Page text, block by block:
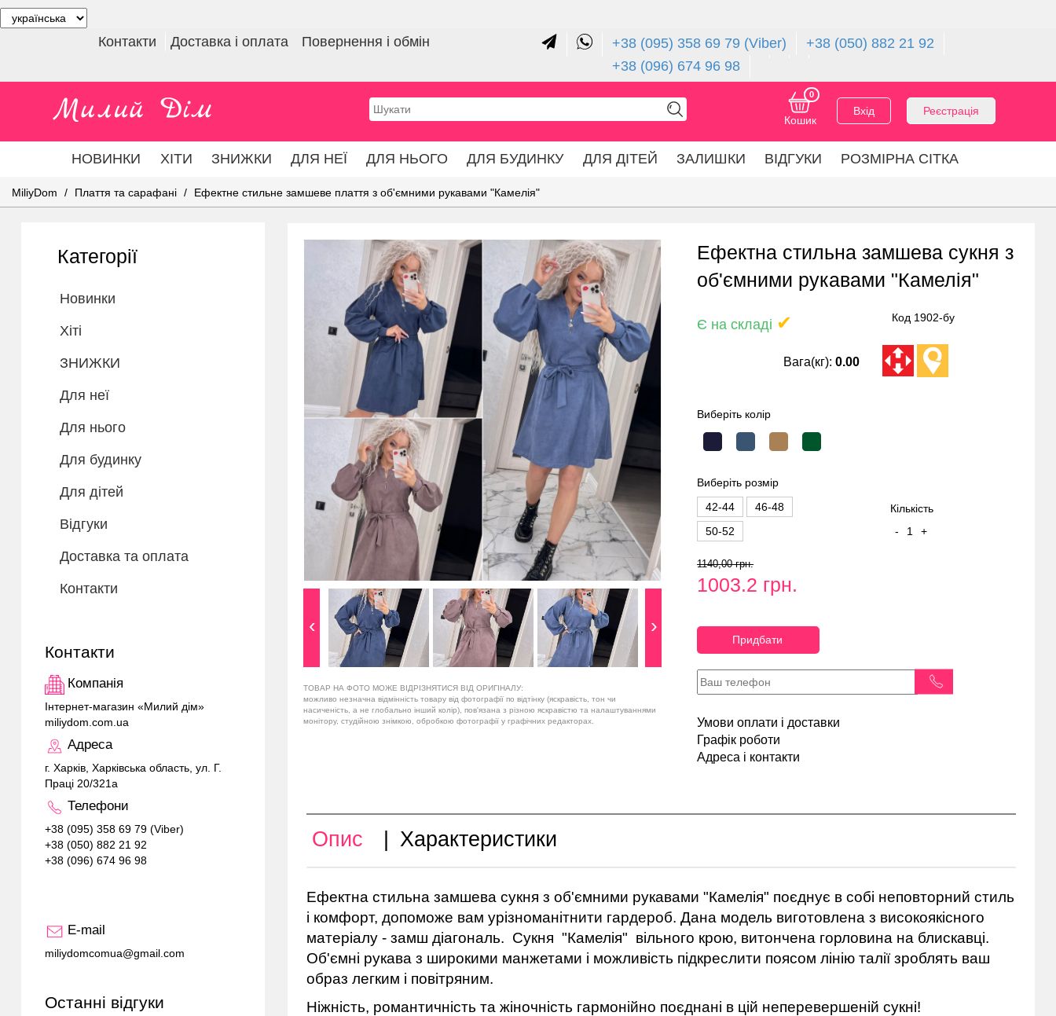
Контакти Доставка і оплата Повернення і обмін +38 (095) 358 69 79 (Viber)
+38 (050) 882 21 92
+38 (096) 674 96 98
Реєстрація
Вхід
Кошик
0
НОВИНКИ ХІТИ ЗНИЖКИ ДЛЯ НЕЇ ДЛЯ НЬОГО ДЛЯ БУДИНКУ ДЛЯ ДІТЕЙ ЗАЛИШКИ ВІДГУКИ РОЗМІРНА СІТКА
MiliyDom Плаття та сарафані Ефектне стильне замшеве плаття з об'ємними рукавами "Камелія"
Категорії
Новинки
Хіті
ЗНИЖКИ
Для неї
Для нього
Для будинку
Для дітей
Відгуки
Доставка та оплата
Контакти
Контакти
Компанія
Інтернет-магазин «Милий дім»
miliydom.com.ua
Адреса
г. Харків, Харківська область, ул. Г.
Праці 20/321а
Телефони
+38 (095) 358 69 79 (Viber)
+38 (050) 882 21 92
+38 (096) 674 96 98
E-mail
miliydomcomua@gmail.com
Останні відгуки
ТОВАР НА ФОТО МОЖЕ ВІДРІЗНЯТИСЯ ВІД ОРИГІНАЛУ:
можливо незначна відмінність товару від фотографії по відтінку (яскравість, тон чи
насиченість, а не глобально інший колір), пов'язана з різною яскравістю та налаштуваннями
монітору, студійною знімкою, обробкою фотографії у графічних редакторах.
Ефектна стильна замшева сукня з
об'ємними рукавами "Камелія"
Є на складі ✔ Код 1902-бу
Вага(кг):0.00
Виберіть колір
Виберіть розмір
42-44
46-48
50-52
Кількість
-
1 +
1140,00 грн.
1003.2 грн.
Придбати
Умови оплати і доставки
Графік роботи
Адреса і контакти
Опис Характеристики
Ефектна стильна замшева сукня з об'ємними рукавами "Камелія" поєднує в собі неповторний стиль
і комфорт, допоможе вам урізноманітнити гардероб. Дана модель виготовлена з високоякісного
матеріалу - замш діагональ. Сукня "Камелія" вільного крою, витончена горловина на блискавці.
Об'ємні рукава з широкими манжетами і можливість підкреслити поясом лінію талії зроблять ваш
образ легким і повітряним.
Ніжність, романтичність та жіночність гармонійно поєднані в цій неперевершеній сукні!